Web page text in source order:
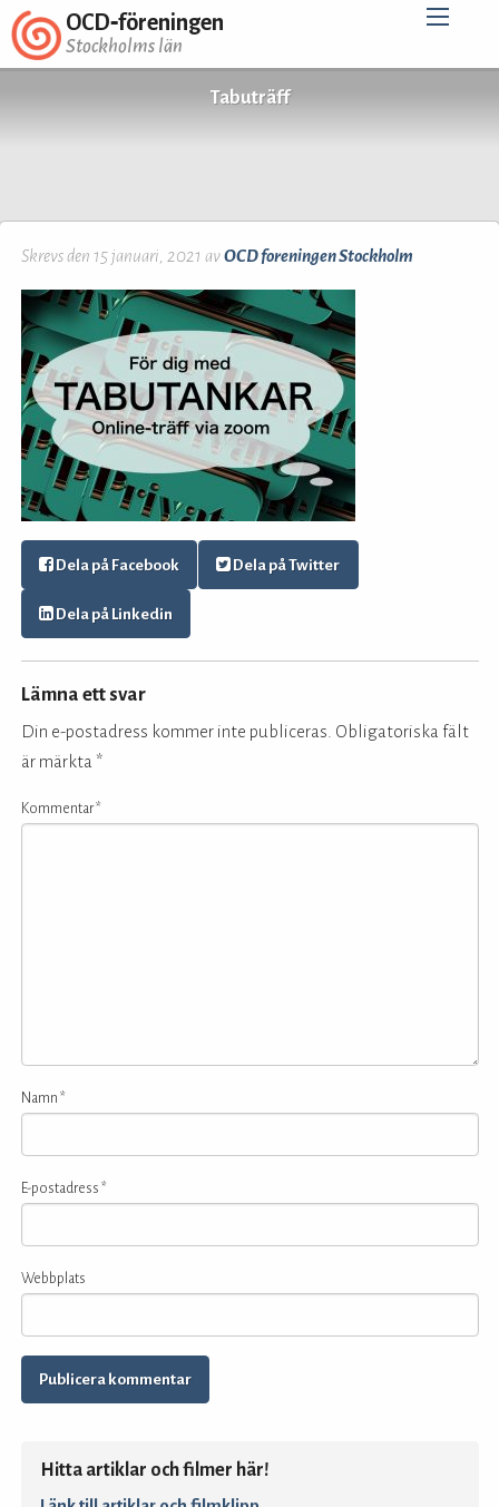
OCD‑föreningen
Stockholms län
Tabuträff
Skrevs den 15 januari, 2021 avOCD foreningen Stockholm
Dela på Facebook Dela på Twitter
Dela på Linkedin
Lämna ett svar
Din e-postadress kommer inte publiceras. Obligatoriska fält
är märkta *
Kommentar*
Namn *
E-postadress *
Webbplats
Hitta artiklar och filmer här!